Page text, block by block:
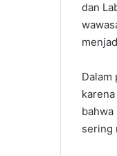
dan
Dalam
sering